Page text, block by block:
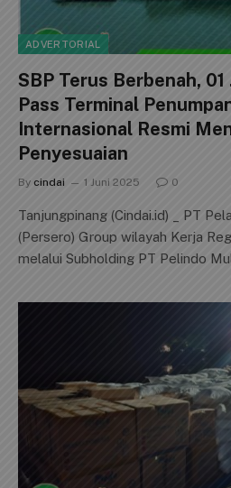
ADVERTORIAL
SBP Terus Berbenah,
Pass Terminal
Internasional Resmi
Penyesuaian
By cindai 1 Juni 2025 0
Tanjungpinang (Cindai.id) _ PT
(Persero) Group wilayah Kerja
melalui Subholding PT Pelindo